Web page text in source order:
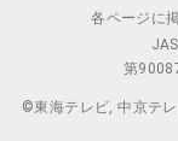
各ページに
第
©東海テレビ, 中京テ